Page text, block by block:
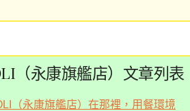
（永康旗艦店）文章列表
（永康旗艦店）在那裡，用餐環境